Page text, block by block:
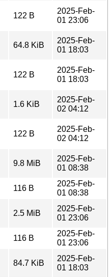
122 B
2025-Feb-
01 23:06
64.8 KiB
2025-Feb-
01 18:03
122 B
2025-Feb-
01 18:03
1.6 KiB
2025-Feb-
02 04:12
122 B
2025-Feb-
02 04:12
9.8 MiB
2025-Feb-
01 08:38
116 B
2025-Feb-
01 08:38
2.5 MiB
2025-Feb-
01 23:06
116 B
2025-Feb-
01 23:06
84.7 KiB
2025-Feb-
01 18:03